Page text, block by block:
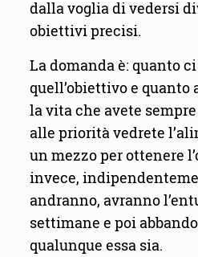
dalla voglia di vedersi
obiettivi precisi.
La domanda è: quanto
quell’obiettivo e quanto
la vita che avete
alle priorità vedrete
un mezzo per ottenere
invece,
andranno, avranno
settimane e poi
qualunque essa sia.